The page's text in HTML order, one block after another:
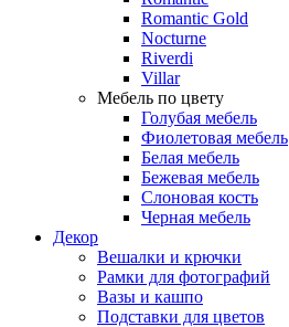
Romantic Gold
Nocturne
Riverdi
Villar
Мебель по цвету
Голубая мебель
Фиолетовая мебель
Белая мебель
Бежевая мебель
Слоновая кость
Черная мебель
Декор
Вешалки и крючки
Рамки для фотографий
Вазы и кашпо
Подставки для цветов